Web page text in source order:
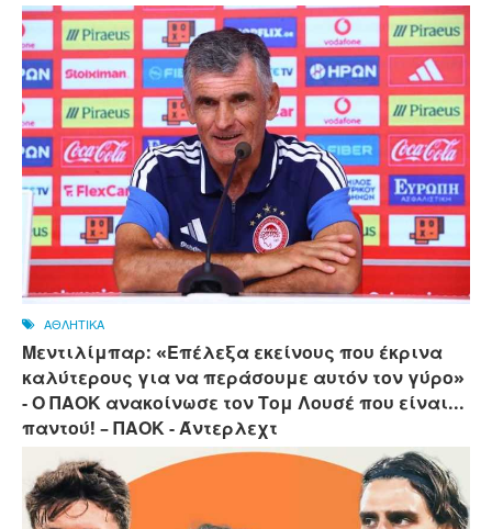
ΑΘΛΗΤΙΚΑ
Μεντιλίμπαρ: «Επέλεξα εκείνους που έκρινα
καλύτερους για να περάσουμε αυτόν τον γύρο»
- Ο ΠΑΟΚ ανακοίνωσε τον Τομ Λουσέ που είναι...
παντού! – ΠΑΟΚ - Άντερλεχτ